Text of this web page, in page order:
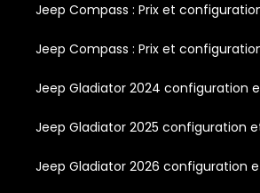
Jeep Compass : Prix et
Jeep Compass : Prix et
Jeep Gladiator 2024 configuration
Jeep Gladiator 2025 configuration
Jeep Gladiator 2026 configuration